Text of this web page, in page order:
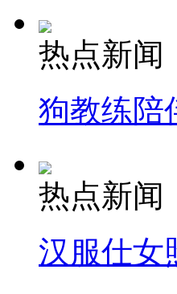
热点新闻
狗教练陪
热点新闻
汉服仕女